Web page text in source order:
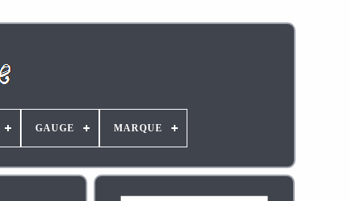
GAUGE MARQUE